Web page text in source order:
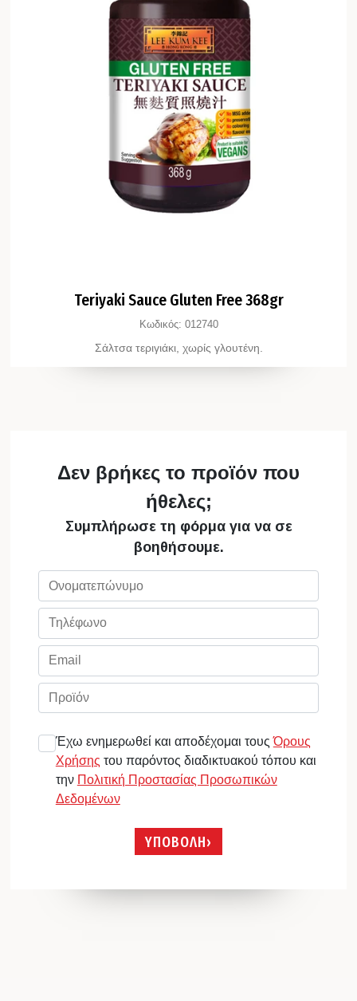
Teriyaki Sauce Gluten Free 368gr
Κωδικός: 012740
Σάλτσα τεριγιάκι, χωρίς γλουτένη.
Δεν βρήκες το προϊόν που
ήθελες;
Συμπλήρωσε τη φόρμα για να σε
βοηθήσουμε.
Έχω ενημερωθεί και αποδέχομαι τουςΌρους
Χρήσης του παρόντος διαδικτυακού τόπου και
την Πολιτική Προστασίας Προσωπικών
Δεδομένων
ΥΠΟΒΟΛΗ